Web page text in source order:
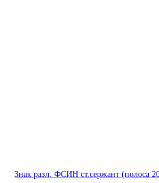
Знак разл. ФСИН ст.сержант (полоса